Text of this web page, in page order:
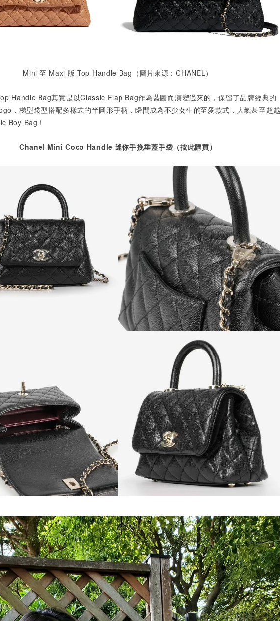
Mini 至 Maxi 版Top Handle Bag （圖片來源：CHANEL）
Handle Bag其實是以Classic Flap Bag作為藍圖而演變過來的，保留了品牌經典的
，梯型袋型搭配多樣式的半圓形手柄，瞬間成為不少女生的至愛款式，人氣甚至超越
Boy Bag ！
Chanel Mini Coco Handle 迷你手挽垂蓋手袋（按此購買）